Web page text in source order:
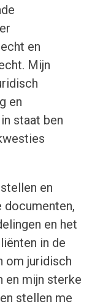
en
Mijn
en
staat ben
en
documenten,
en het
in de
om juridisch
en mijn sterke
stellen me